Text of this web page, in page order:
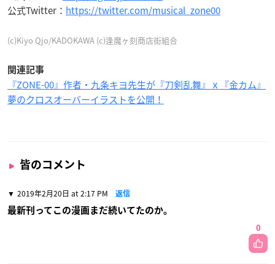
公式Twitter： https://twitter.com/musical_zone00
(c)Kiyo Qjo/KADOKAWA (c)逢魔ヶ刻商店街組合
関連記事
『ZONE-00』作者・九条キヨ先生が『刀剣乱舞』ｘ『金カム』
夢のクロスオーバーイラストを公開！
皆のコメント
2019年2月20日 at 2:17 PM 返信
最新刊ってこの漫画まだ続いてたのか。
0